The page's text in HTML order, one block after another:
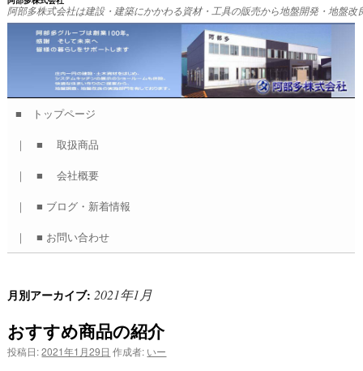
阿部多株式会社は建設・建築にかかわる資材・工具の販売から地盤開発・地盤
コ
ン
テ
ン
ツ
ス
キ
ッ
■ トップページ
｜ ■ 取扱商品
｜ ■ 会社概要
｜ ■ ブログ・新着情報
｜ ■ お問い合わせ
月別アーカイブ:2021年1月
おすすめ商品の紹介
投稿日: 2021年1月29日 作成者: いー